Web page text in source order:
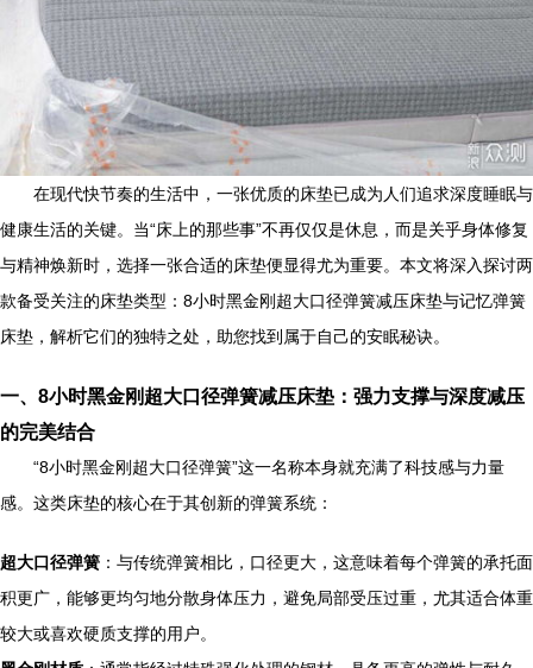
在现代快节奏的生活中，一张优质的床垫已成为人们追求深度睡眠与
健康生活的关键。当“床上的那些事”不再仅仅是休息，而是关乎身体修复
与精神焕新时，选择一张合适的床垫便显得尤为重要。本文将深入探讨两
款备受关注的床垫类型：8小时黑金刚超大口径弹簧减压床垫与记忆弹簧
床垫，解析它们的独特之处，助您找到属于自己的安眠秘诀。
一、8小时黑金刚超大口径弹簧减压床垫：强力支撑与深度减压
的完美结合
“8小时黑金刚超大口径弹簧”这一名称本身就充满了科技感与力量
感。这类床垫的核心在于其创新的弹簧系统：
超大口径弹簧 ：与传统弹簧相比，口径更大，这意味着每个弹簧的承托面
积更广，能够更均匀地分散身体压力，避免局部受压过重，尤其适合体重
较大或喜欢硬质支撑的用户。